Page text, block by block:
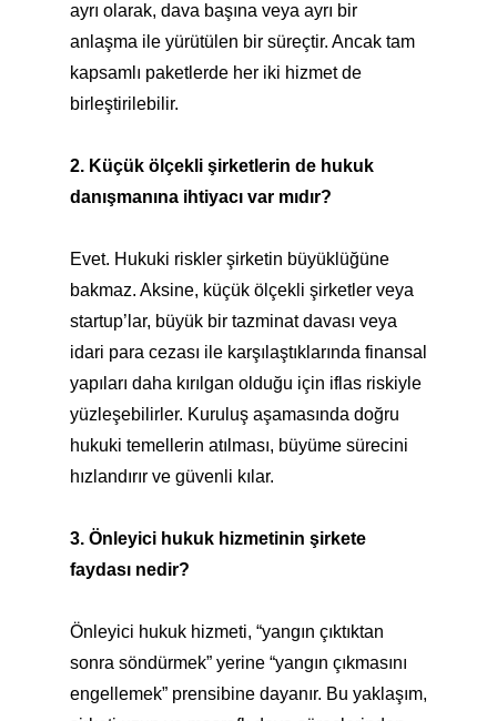
ayrı olarak, dava başına veya ayrı bir
anlaşma ile yürütülen bir süreçtir. Ancak tam
kapsamlı paketlerde her iki hizmet de
birleştirilebilir.
2. Küçük ölçekli şirketlerin de hukuk
danışmanına ihtiyacı var mıdır?
Evet. Hukuki riskler şirketin büyüklüğüne
bakmaz. Aksine, küçük ölçekli şirketler veya
startup’lar, büyük bir tazminat davası veya
idari para cezası ile karşılaştıklarında finansal
yapıları daha kırılgan olduğu için iflas riskiyle
yüzleşebilirler. Kuruluş aşamasında doğru
hukuki temellerin atılması, büyüme sürecini
hızlandırır ve güvenli kılar.
3. Önleyici hukuk hizmetinin şirkete
faydası nedir?
Önleyici hukuk hizmeti, “yangın çıktıktan
sonra söndürmek” yerine “yangın çıkmasını
engellemek” prensibine dayanır. Bu yaklaşım,